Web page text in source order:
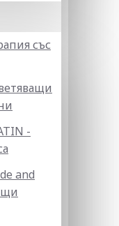
със
-
and